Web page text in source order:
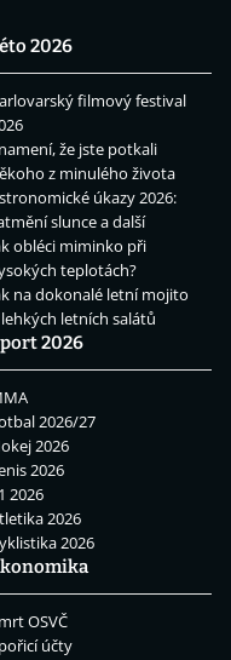
2026
filmový festival
že jste potkali
z minulého života
úkazy 2026:
slunce a další
obléci miminko při
teplotách?
na dokonalé letní mojito
letních salátů
2026
2026/27
2026
2026
2026
2026
2026
OSVČ
účty